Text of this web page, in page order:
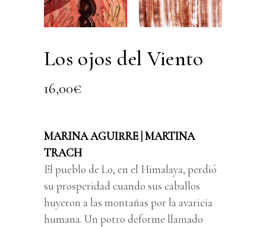
Los ojos del Viento
16,00€
MARINA AGUIRRE | MARTINA
TRACH
El pueblo de Lo, en el Himalaya, perdió
su prosperidad cuando sus caballos
huyeron a las montañas por la avaricia
humana. Un potro deforme llamado